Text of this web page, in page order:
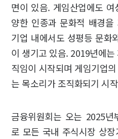
면이 있음. 게임산업에도
양한 인종과 문화적 배경을
기업 내에서도 성평등 문화
이 생기고 있음. 2019년에
직임이 시작되며 게임기업
는 목소리가 조직화되기 시
금융위원회는 오는 2025
로 모든 국내 주식시장 상